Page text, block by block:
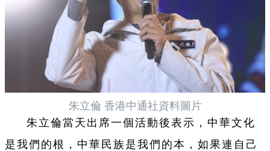
朱立倫 香港中通社資料圖片
朱立倫當天出席一個活動後表示，中華文化
是我們的根，中華民族是我們的本，如果連自己